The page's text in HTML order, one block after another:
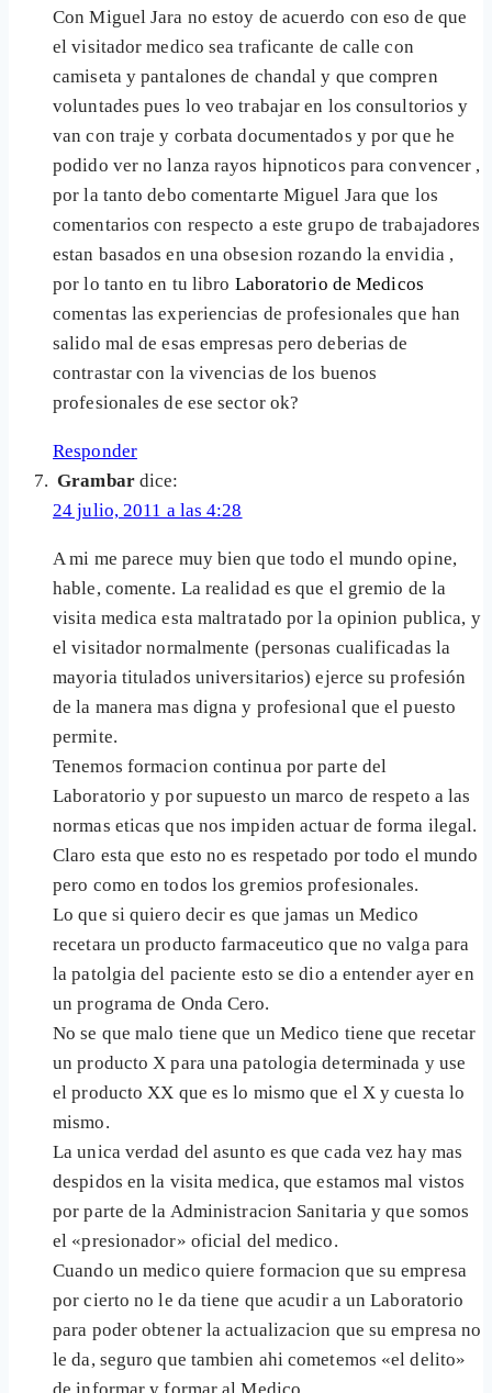
Con Miguel Jara no estoy de acuerdo con eso de que
el visitador medico sea traficante de calle con
camiseta y pantalones de chandal y que compren
voluntades pues lo veo trabajar en los consultorios y
van con traje y corbata documentados y por que he
podido ver no lanza rayos hipnoticos para convencer ,
por la tanto debo comentarte Miguel Jara que los
comentarios con respecto a este grupo de trabajadores
estan basados en una obsesion rozando la envidia ,
por lo tanto en tu libro Laboratorio de Medicos
comentas las experiencias de profesionales que han
salido mal de esas empresas pero deberias de
contrastar con la vivencias de los buenos
profesionales de ese sector ok?
Responder
Grambar dice:
24 julio, 2011 a las 4:28
A mi me parece muy bien que todo el mundo opine,
hable, comente. La realidad es que el gremio de la
visita medica esta maltratado por la opinion publica, y
el visitador normalmente (personas cualificadas la
mayoria titulados universitarios) ejerce su profesión
de la manera mas digna y profesional que el puesto
permite.
Tenemos formacion continua por parte del
Laboratorio y por supuesto un marco de respeto a las
normas eticas que nos impiden actuar de forma ilegal.
Claro esta que esto no es respetado por todo el mundo
pero como en todos los gremios profesionales.
Lo que si quiero decir es que jamas un Medico
recetara un producto farmaceutico que no valga para
la patolgia del paciente esto se dio a entender ayer en
un programa de Onda Cero.
No se que malo tiene que un Medico tiene que recetar
un producto X para una patologia determinada y use
el producto XX que es lo mismo que el X y cuesta lo
mismo.
La unica verdad del asunto es que cada vez hay mas
despidos en la visita medica, que estamos mal vistos
por parte de la Administracion Sanitaria y que somos
el «presionador» oficial del medico.
Cuando un medico quiere formacion que su empresa
por cierto no le da tiene que acudir a un Laboratorio
para poder obtener la actualizacion que su empresa no
le da, seguro que tambien ahi cometemos «el delito»